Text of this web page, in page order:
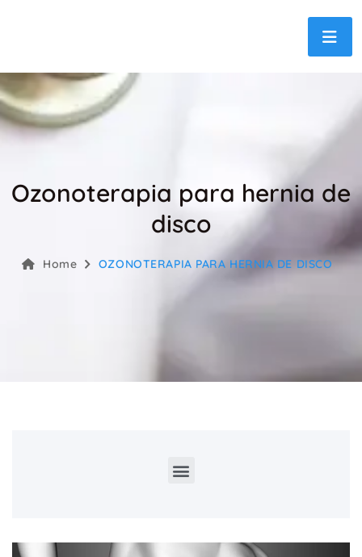
Ozonoterapia para hernia de
disco
Home OZONOTERAPIA PARA HERNIA DE DISCO